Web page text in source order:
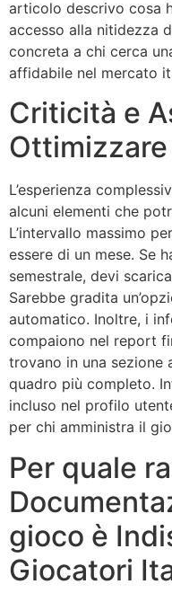
articolo descrivo cosa
accesso alla nitidezza
concreta a chi cerca
affidabile nel mercato
Criticità e
L’esperienza
alcuni elementi che
L’intervallo massimo
essere di un mese. Se
semestrale, devi
Sarebbe gradita
automatico. Inoltre, i
compaiono nel report
trovano in una sezione
quadro più completo.
incluso nel profilo
per chi amministra il
Per quale
gioco è
Giocatori